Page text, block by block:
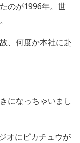
のが1996年。世
、何度か本社に赴
になっちゃいまし
オにピカチュウが